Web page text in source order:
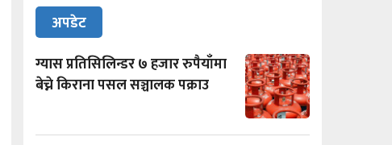
अपडेट
ग्यास प्रतिसिलिन्डर ७ हजार रुपैयाँमा
बेच्ने किराना पसल सञ्चालक पक्राउ